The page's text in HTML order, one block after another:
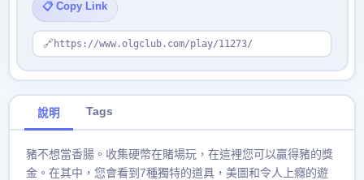
📋 Copy Link
🔗 https://www.olgclub.com/play/11273/
說明 Tags
豬不想當香腸。收集硬幣在賭場玩，在這裡您可以贏得豬的獎
金。在其中，您會看到7種獨特的道具，美圖和令人上癮的遊